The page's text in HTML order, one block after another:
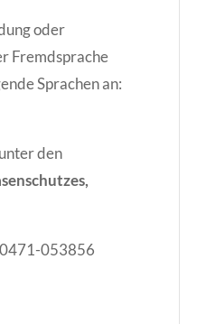
oder
Fremdsprache
Sprachen an:
den
053856